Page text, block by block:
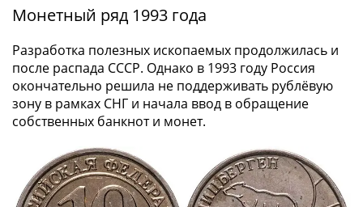
(серия
Другие
Наборы
коллекции
Монетный ряд 1993 года
Разработка полезных ископаемых продолжилась и
после распада СССР. Однако в 1993 году Россия
окончательно решила не поддерживать рублёвую
зону в рамках СНГ и начала ввод в обращение
собственных банкнот и монет.